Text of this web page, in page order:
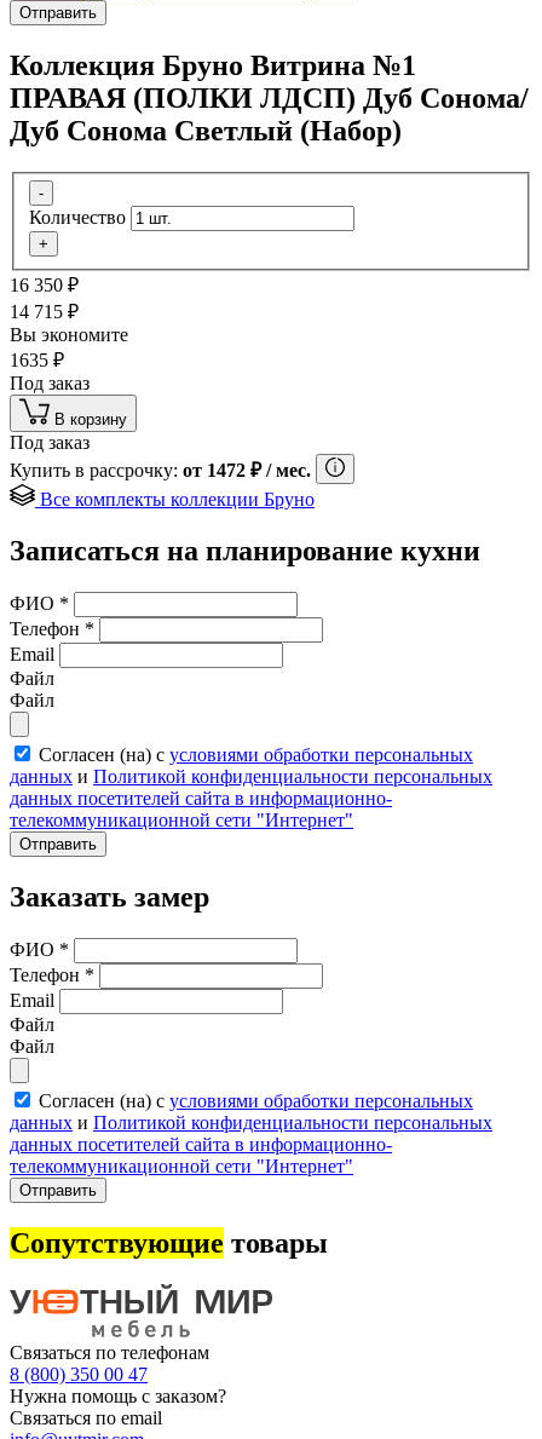
Отправить
Коллекция Бруно Витрина №1
ПРАВАЯ (ПОЛКИ ЛДСП) Дуб Сонома/
Дуб Сонома Светлый (Набор)
-
Количество
+
16 350 ₽
14 715 ₽
Вы экономите
1635 ₽
Под заказ
В корзину
Под заказ
Купить в рассрочку: от 1472 ₽/ мес.
Все комплекты коллекции Бруно
Записаться на планирование кухни
ФИО *
Телефон *
Email
Файл
Файл
Согласен (на) с условиями обработки персональных
данных и Политикой конфиденциальности персональных
данных посетителей сайта в информационно-
телекоммуникационной сети "Интернет"
Отправить
Заказать замер
ФИО *
Телефон *
Email
Файл
Файл
Согласен (на) с условиями обработки персональных
данных и Политикой конфиденциальности персональных
данных посетителей сайта в информационно-
телекоммуникационной сети "Интернет"
Отправить
Сопутствующие товары
Связаться по телефонам
8 (800) 350 00 47
Нужна помощь с заказом?
Связаться по email